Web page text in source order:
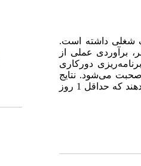
شغلی داشته است.
برآوردی عملی از
دورکاری
می‌شود. نتایج
مطالعه، بیانگر مناسب بودن 66/1 روز دورکاری در هفته، برای کل افراد نمونه در بخش دولتی است. همچنین نتایج نشان می‌دهند که حداقل 1 روز